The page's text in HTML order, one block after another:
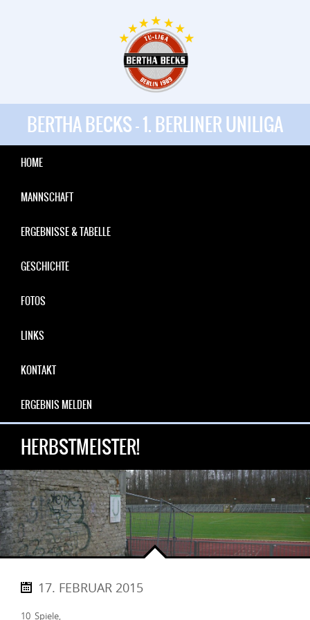
BERTHA BECKS - 1. BERLINER UNILIGA
HOME
MANNSCHAFT
ERGEBNISSE & TABELLE
GESCHICHTE
FOTOS
LINKS
KONTAKT
ERGEBNIS MELDEN
HERBSTMEISTER!
17. FEBRUAR 2015
10 Spiele,